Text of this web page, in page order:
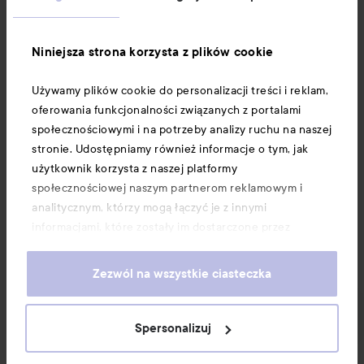
Niniejsza strona korzysta z plików cookie
Używamy plików cookie do personalizacji treści i reklam,
oferowania funkcjonalności związanych z portalami
społecznościowymi i na potrzeby analizy ruchu na naszej
stronie. Udostępniamy również informacje o tym, jak
użytkownik korzysta z naszej platformy
społecznościowej naszym partnerom reklamowym i
analitycznym, którzy mogą łączyć je z innymi
informacjami, które zostały im dostarczone przez
usług. Użytkownik wyraża zgodę na używanie przez nas
plików cookie, poprzez kontynuację korzystania z naszej
strony internetowej. Informacje o tym, jak zmienić
ustawienia dotyczące plików cookie, można znaleźć w
Zezwól na wszystkie ciasteczka
Spersonalizuj
Informacje
Download our app here
Copyright 2026